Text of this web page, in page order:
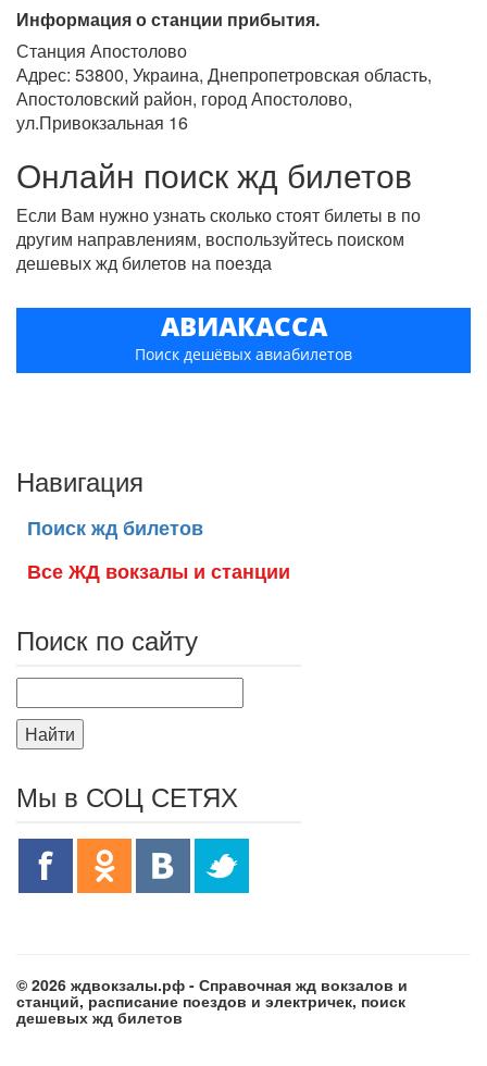
Информация о станции прибытия.
Станция Апостолово
Адрес: 53800, Украина, Днепропетровская область,
Апостоловский район, город Апостолово,
ул.Привокзальная 16
Онлайн поиск жд билетов
Если Вам нужно узнать сколько стоят билеты в по
другим направлениям, воспользуйтесь поиском
дешевых жд билетов на поезда
АВИАКАССА
Поиск дешёвых авиабилетов
Навигация
Поиск жд билетов
Все ЖД вокзалы и станции
Поиск по сайту
Найти
Мы в СОЦ СЕТЯХ
© 2026 ждвокзалы.рф - Справочная жд вокзалов и
станций, расписание поездов и электричек, поиск
дешевых жд билетов